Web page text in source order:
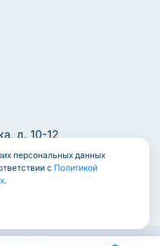
д. 10-12
2026
персональных данных
с Политикой
.